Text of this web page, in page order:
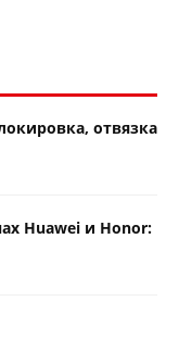
отвязка
Huawei и Honor: